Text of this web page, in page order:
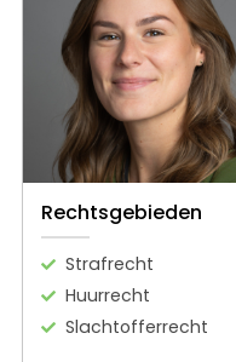
Rechtsgebieden
Strafrecht
Huurrecht
Slachtofferrecht